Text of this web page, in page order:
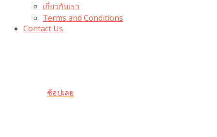
เกี่ยวกับเรา
Terms and Conditions
Contact Us
ช้อปเลย